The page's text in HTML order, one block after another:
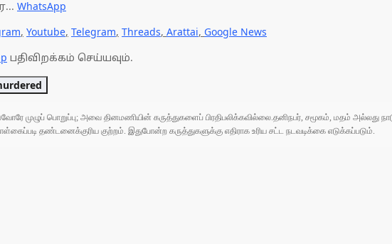
WhatsApp
, Youtube, Telegram, Threads, Arattai, Google News
பதிவிறக்கம் செய்யவும்.
முழுப் பொறுப்பு; அவை தினமணியின் கருத்துகளைப் பிரதிபலிக்கவில்லை.தனிநபர், சமூகம், மதம் அல்லது
தண்டனைக்குரிய குற்றம். இதுபோன்ற கருத்துகளுக்கு எதிராக உரிய சட்ட நடவடிக்கை எடுக்கப்படும்.